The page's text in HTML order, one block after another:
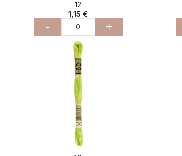
12
1,15 €
- +